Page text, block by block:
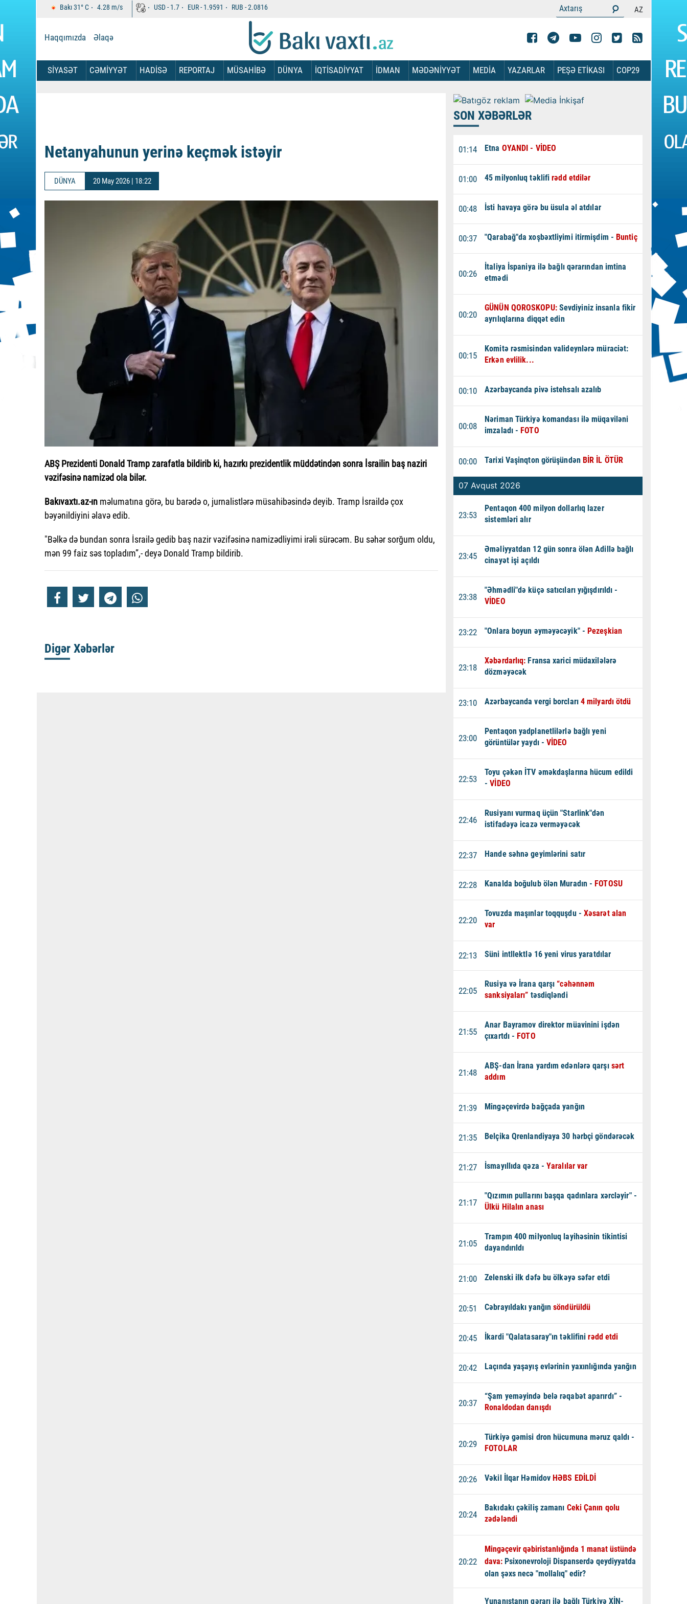
Bakı31°C 4.28 m/s USD -1.7 EUR -1.9591 RUB -2.0816 AZ
Haqqımızda Əlaqə
SİYASƏT CƏMİYYƏT HADİSƏ REPORTAJ MÜSAHİBƏ DÜNYA İQTİSADİYYAT İDMAN MƏDƏNİYYƏT MEDİA YAZARLAR PEŞƏ ETİKASI COP29
Netanyahunun yerinə keçmək istəyir
DÜNYA 20 May 2026 | 18:22
ABŞ Prezidenti Donald Tramp zarafatla bildirib ki, hazırkı prezidentlik müddətindən sonra İsrailin baş naziri
vəzifəsinə namizəd ola bilər.
Bakıvaxtı.az-ınməlumatına görə, bu barədə o, jurnalistlərə müsahibəsində deyib. Tramp İsraildə çox
bəyənildiyini əlavə edib.
"Bəlkə də bundan sonra İsrailə gedib baş nazir vəzifəsinə namizədliyimi irəli sürəcəm. Bu səhər sorğum oldu,
mən 99 faiz səs topladım”,- deyə Donald Tramp bildirib.
Digər Xəbərlər
SON XƏBƏRLƏR
01:14 Etna OYANDI - VİDEO
01:00 45 milyonluq təklifirədd etdilər
00:48 İsti havaya görə bu üsula əl atdılar
00:37 "Qarabağ"da xoşbəxtliyimi itirmişdim - Buntiç
00:26
İtaliya İspaniya ilə bağlı qərarından imtina
etmədi
00:20
GÜNÜN QOROSKOPU: Sevdiyiniz insanla fikir
ayrılıqlarına diqqət edin
00:15
Komitə rəsmisindən valideynlərə müraciət:
Erkən evlilik...
00:10 Azərbaycanda pivə istehsalı azalıb
00:08
Nəriman Türkiyə komandası ilə müqaviləni
imzaladı - FOTO
00:00 Tarixi Vaşinqton görüşündən BİR İL ÖTÜR
07 Avqust 2026
23:53
Pentaqon 400 milyon dollarlıq lazer
sistemləri alır
23:45
Əməliyyatdan 12 gün sonra ölən Adillə bağlı
cinayət işi açıldı
23:38
"Əhmədli"də küçə satıcıları yığışdırıldı -
VİDEO
23:22 "Onlara boyun əyməyəcəyik" - Pezeşkian
23:18
Xəbərdarlıq: Fransa xarici müdaxilələrə
dözməyəcək
23:10 Azərbaycanda vergi borcları 4 milyardı ötdü
23:00
Pentaqon yadplanetlilərlə bağlı yeni
görüntülər yaydı -VİDEO
22:53
Toyu çəkən İTV əməkdaşlarına hücum edildi
- VİDEO
22:46
Rusiyanı vurmaq üçün "Starlink"dən
istifadəyə icazə verməyəcək
22:37 Hande səhnə geyimlərini satır
22:28 Kanalda boğulub ölən Muradın - FOTOSU
22:20
Tovuzda maşınlar toqquşdu - Xəsarət alan
var
22:13 Süni intllektlə 16 yeni virus yaratdılar
22:05
Rusiya və İrana qarşı “cəhənnəm
sanksiyaları” təsdiqləndi
21:55
Anar Bayramov direktor müavinini işdən
çıxartdı - FOTO
21:48
ABŞ-dan İrana yardım edənlərə qarşı sərt
addım
21:39 Mingəçevirdə bağçada yanğın
21:35 Belçika Qrenlandiyaya 30 hərbçi göndərəcək
21:27 İsmayıllıda qəza -Yaralılar var
21:17
"Qızımın pullarını başqa qadınlara xərcləyir" -
Ülkü Hilalın anası
21:05
Trampın 400 milyonluq layihəsinin tikintisi
dayandırıldı
21:00 Zelenski ilk dəfə bu ölkəyə səfər etdi
20:51 Cəbrayıldakı yanğınsöndürüldü
20:45 İkardi "Qalatasaray"ın təklifinirədd etdi
20:42 Laçında yaşayış evlərinin yaxınlığında yanğın
20:37
“Şam yeməyində belə rəqabət aparırdı” -
Ronaldodan danışdı
20:29
Türkiyə gəmisi dron hücumuna məruz qaldı -
FOTOLAR
20:26 Vəkil İlqar Həmidov HƏBS EDİLDİ
20:24
Bakıdakı çəkiliş zamanı Ceki Çanın qolu
zədələndi
20:22
Mingəçevir qəbiristanlığında 1 manat üstündə
dava: Psixonevroloji Dispanserdə qeydiyyatda
olan şəxs necə "mollalıq" edir?
Yunanıstanın qərarı ilə bağlı Türkiyə XİN-